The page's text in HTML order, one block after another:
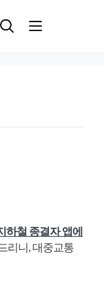
하철 종결자 앱에
리니, 대중교통